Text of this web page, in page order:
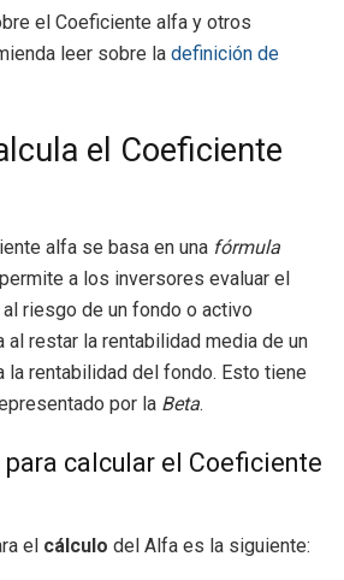
el Coeficiente alfa y otros
leer sobre la definición de
el Coeficiente
alfa se basa en una fórmula
a los inversores evaluar el
riesgo de un fondo o activo
restar la rentabilidad media de un
la rentabilidad del fondo. Esto tiene
por la Beta.
para calcular el Coeficiente
el cálculo del Alfa es la siguiente: